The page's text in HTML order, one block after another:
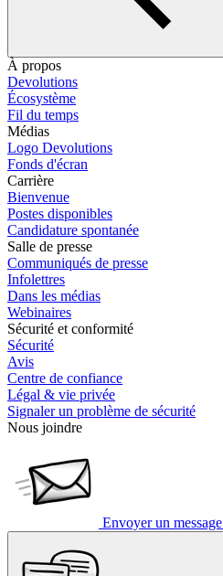
À propos
Devolutions
Écosystème
Fil du temps
Médias
Logo Devolutions
Fonds d'écran
Carrière
Bienvenue
Postes disponibles
Candidature spontanée
Salle de presse
Communiqués de presse
Infolettres
Dans les médias
Webinaires
Sécurité et conformité
Sécurité
Avis
Centre de confiance
Légal & vie privée
Signaler un problème de sécurité
Nous joindre
Envoyer un message